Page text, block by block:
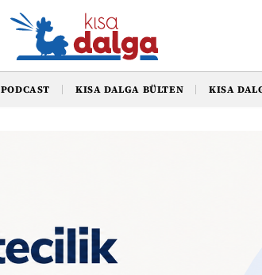
PODCAST KISA DALGA BÜLTEN KISA